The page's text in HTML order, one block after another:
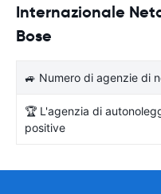
Internazionale
Bose
🚙 Numero di agenzie di
🏆 L'agenzia di
positive